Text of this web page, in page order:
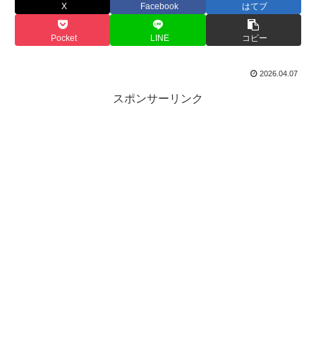
X Facebook はてブ
Pocket LINE コピー
2026.04.07
スポンサーリンク